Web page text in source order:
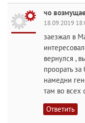
чо
18.09.2019
заезжал в
вернулся ,
проорать
намедни
там во всех
Ответить